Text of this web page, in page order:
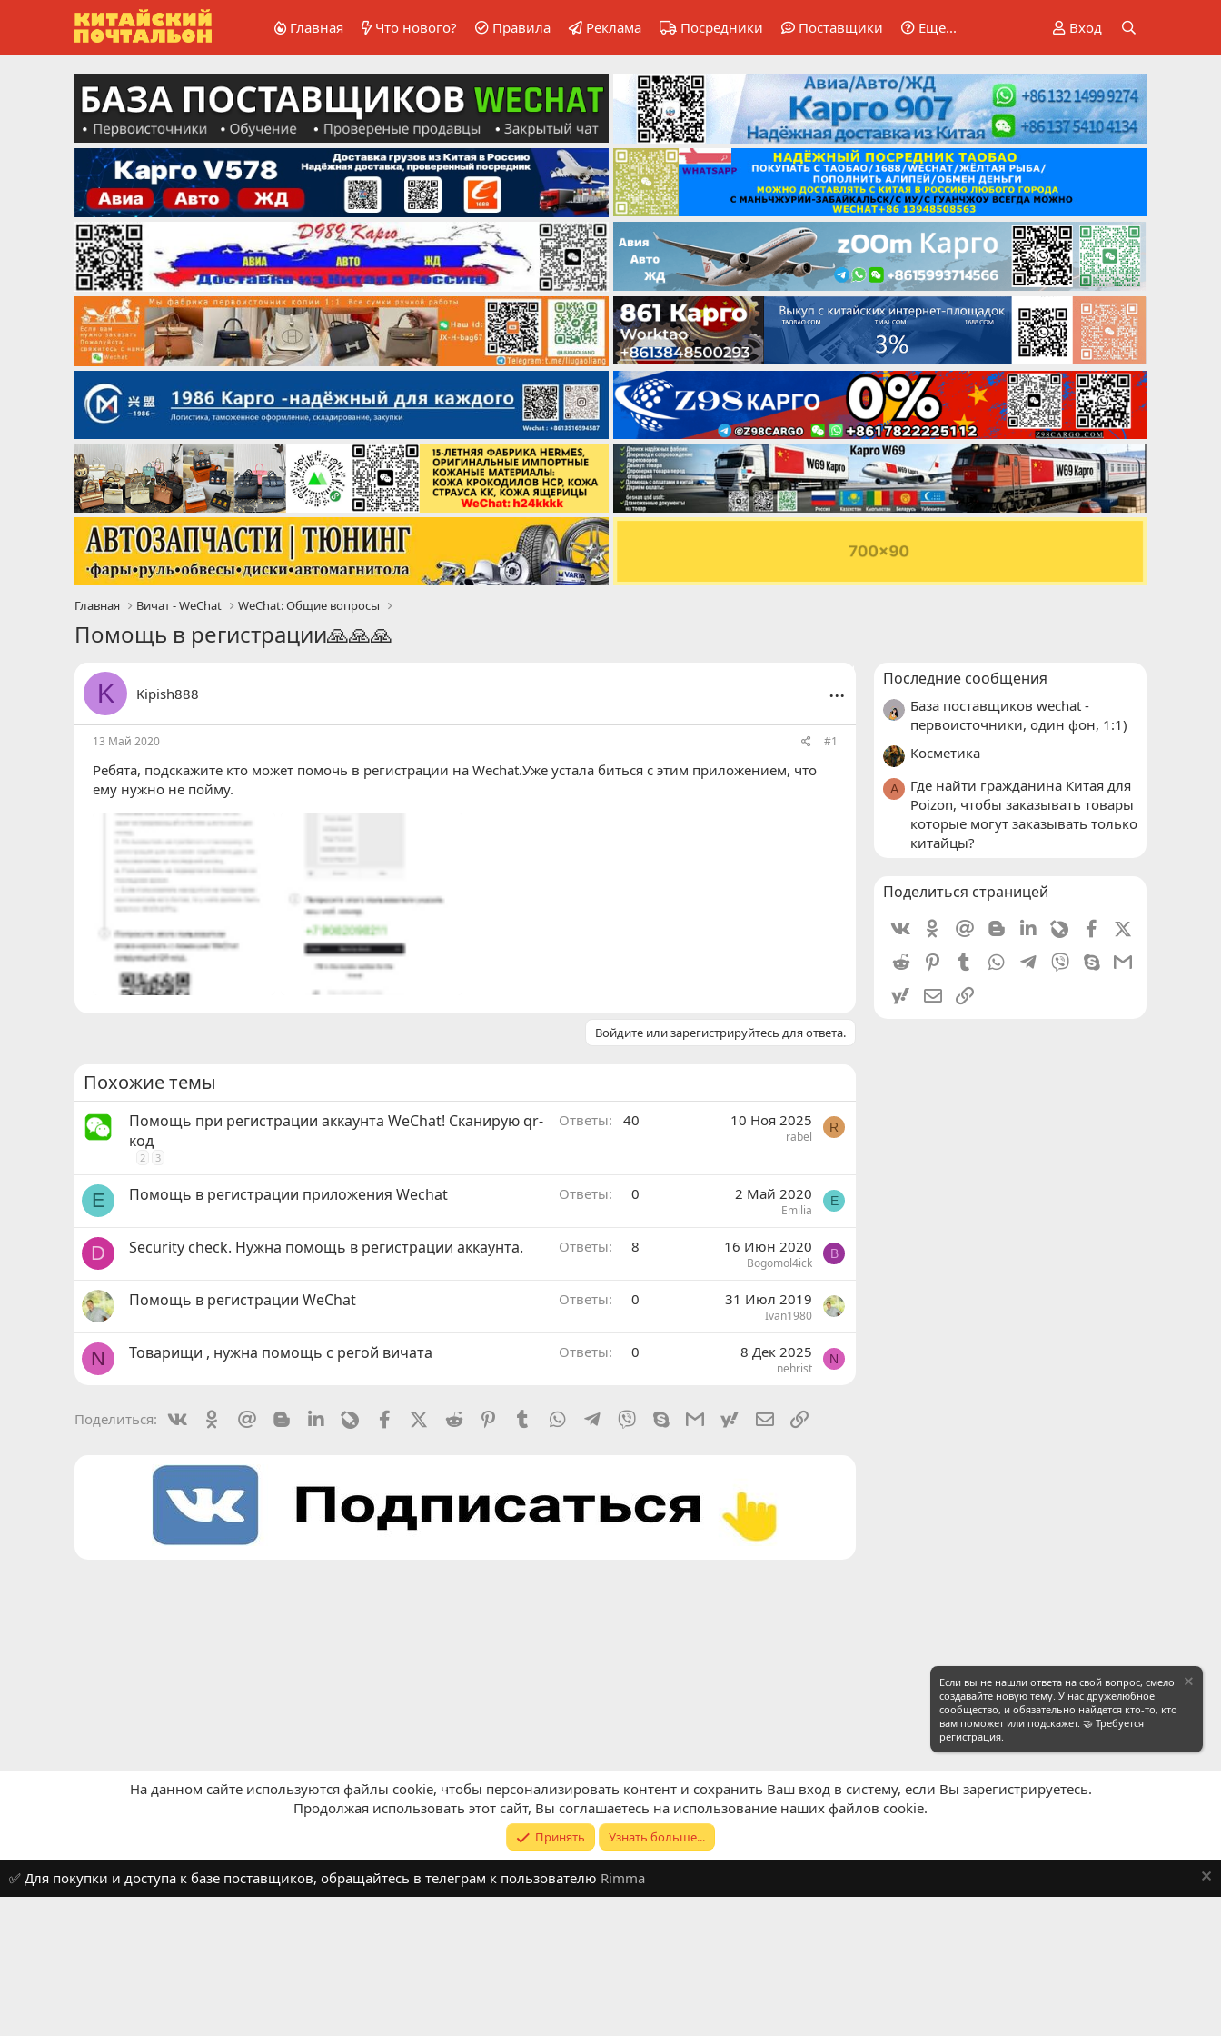
Главная Что нового? Правила Реклама Посредники Поставщики Еще... Вход
Главная Вичат - WeChat WeChat: Общие вопросы
Помощь в регистрации🙏🙏🙏
K Kipish888 ...
13 Май 2020 #1
Ребята, подскажите кто может помочь в регистрации на Wechat.Уже устала биться с этим приложением, что
ему нужно не пойму.
Войдите или зарегистрируйтесь для ответа.
Похожие темы
Помощь при регистрации аккаунта WeChat! Сканирую qr-
код
2 3
Ответы 40 10 Ноя 2025
rabel
R
E Помощь в регистрации приложения Wechat Ответы 0 2 Май 2020
Emilia
E
D Security check. Нужна помощь в регистрации аккаунта. Ответы 8 16 Июн 2020
Bogomol4ick
B
Помощь в регистрации WeChat Ответы 0 31 Июл 2019
Ivan1980
N Товарищи , нужна помощь с регой вичата Ответы 0 8 Дек 2025
nehrist
N
Поделиться: VkontakteOdnoklassniki
Mail.ru BloggerLinkedinLivejournalFacebookX (Twitter)
Reddit PinterestTumblr WhatsAppTelegram
Viber SkypeGmailyahoomailЭлектронная почта
Последние сообщения
База поставщиков wechat -
первоисточники, один фон, 1:1)
Косметика
A
Где найти гражданина Китая для
Poizon, чтобы заказывать товары
которые могут заказывать только
китайцы?
Поделиться страницей
VkontakteOdnoklassniki
Mail.ru BloggerLinkedin
LivejournalFacebook
Reddit PinterestTumblr WhatsAppTelegram
Viber SkypeGmail
yahoomailЭлектронная почта
Russian (RU) Обратная связь
Если вы не нашли ответа на свой вопрос, смело
создавайте новую тему. У нас дружелюбное
сообщество, и обязательно найдется кто-то, кто
вам поможет или подскажет. 🤝 Требуется
регистрация.
На данном сайте используются файлы cookie, чтобы персонализировать контент и сохранить Ваш вход в систему, если Вы зарегистрируетесь.
Продолжая использовать этот сайт, Вы соглашаетесь на использование наших файлов cookie.
Принять Узнать больше...
✅ Для покупки и доступа к базе поставщиков, обращайтесь в телеграм к пользователю Rimma